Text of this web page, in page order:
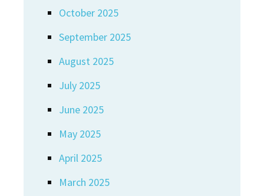
October 2025
September 2025
August 2025
July 2025
June 2025
May 2025
April 2025
March 2025